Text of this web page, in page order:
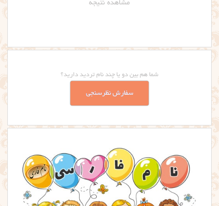
شما هم بین دو یا چند نام تردید دارید؟
سفارش نظرسنجی